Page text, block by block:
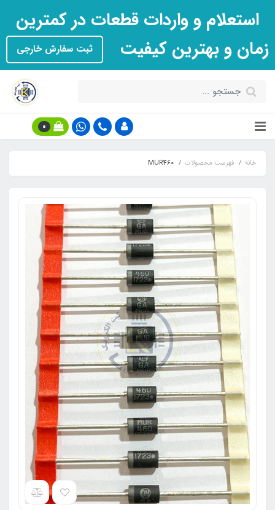
استعلام و واردات قطعات در کمترین
زمان و بهترین کیفیت
ثبت سفارش خارجی
0
خانه فهرست محصولات MUR460